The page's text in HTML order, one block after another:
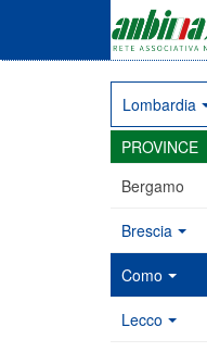
Lombardia
PROVINCE
Bergamo
Brescia
Como
Lecco